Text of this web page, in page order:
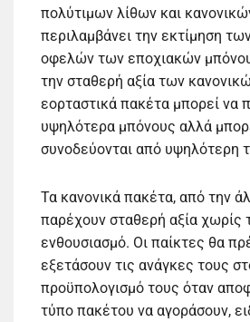
πολύτιμων λίθων και
περιλαμβάνει την εκτίμηση
οφελών των εποχιακών
την σταθερή αξία των
εορταστικά πακέτα μπορεί να
υψηλότερα μπόνους αλλά
συνοδεύονται από υψηλότερη
Τα κανονικά πακέτα, από την
παρέχουν σταθερή αξία χωρίς
ενθουσιασμό. Οι παίκτες θα
εξετάσουν τις ανάγκες τους
προϋπολογισμό τους όταν
τύπο πακέτου να αγοράσουν,